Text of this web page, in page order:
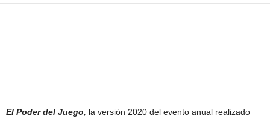
El Poder del Juego, la versión 2020 del evento anual realizado